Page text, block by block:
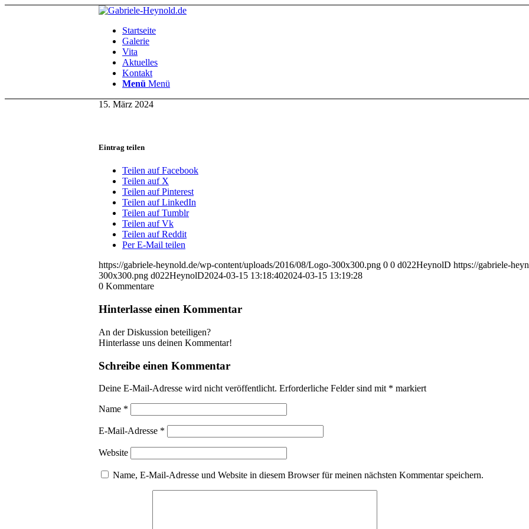
Startseite
Galerie
Vita
Aktuelles
Kontakt
Menü Menü
15. März 2024
Eintrag teilen
Teilen auf Facebook
Teilen auf X
Teilen auf Pinterest
Teilen auf LinkedIn
Teilen auf Tumblr
Teilen auf Vk
Teilen auf Reddit
Per E-Mail teilen
https://gabriele-heynold.de/wp-content/uploads/2016/08/Logo-300x300.png 0 0 d022HeynolD https://gabriele-
300x300.png d022HeynolD2024-03-15 13:18:402024-03-15 13:19:28
0 Kommentare
Hinterlasse einen Kommentar
An der Diskussion beteiligen?
Hinterlasse uns deinen Kommentar!
Schreibe einen Kommentar
Deine E-Mail-Adresse wird nicht veröffentlicht. Erforderliche Felder sind mit * markiert
Name *
E-Mail-Adresse *
Website
Name, E-Mail-Adresse und Website in diesem Browser für meinen nächsten Kommentar speichern.